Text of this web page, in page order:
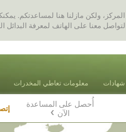
ولكن مازلنا هنا لمساعدتكم.
معنا على الهاتف لمعرفة البدائل
شهادات معلومات تعاطي المخدرات
أُحصل على المساعدة
الآن